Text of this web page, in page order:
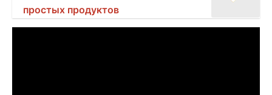
простых продуктов